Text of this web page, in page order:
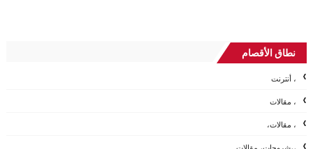
نطاق الأقصام
، أنترنت
، مقالات
، مقالات،